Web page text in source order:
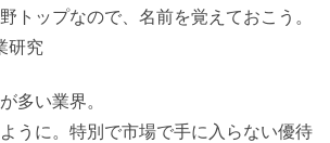
トップなので、名前を覚えておこう。
研究
多い業界。
うに。特別で市場で手に入らない優待